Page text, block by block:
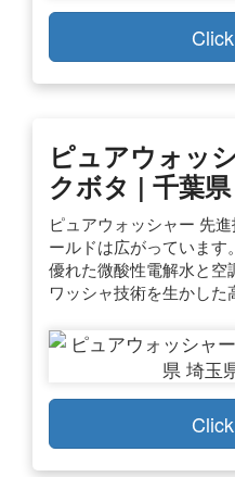
ピュアウォッ
クボタ | 千葉
ピュアウォッシャー 先
ールドは広がっています
優れた微酸性電解水と空
ワッシャ技術を生かした